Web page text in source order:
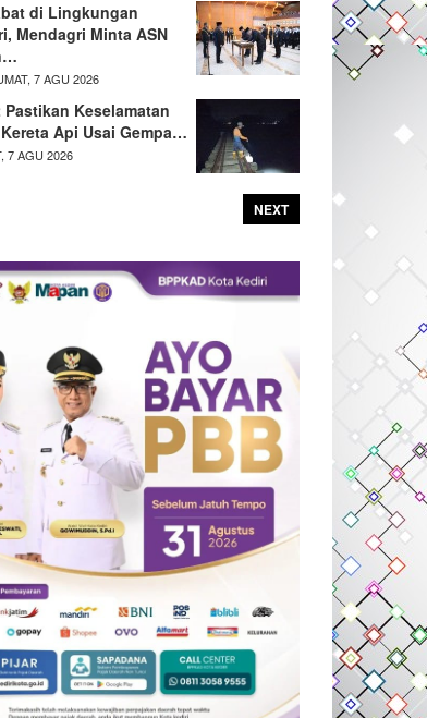
di Lingkungan
Mendagri Minta ASN
7 AGU 2026
Pastikan Keselamatan
Api Usai Gempa…
7 AGU 2026
NEXT